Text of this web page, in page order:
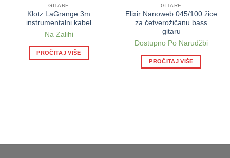
GITARE
Klotz LaGrange 3m
instrumentalni kabel
Na Zalihi
PROČITAJ VIŠE
GITARE
Elixir Nanoweb 045/100 žice
za četverožičanu bass
gitaru
Dostupno Po Narudžbi
PROČITAJ VIŠE